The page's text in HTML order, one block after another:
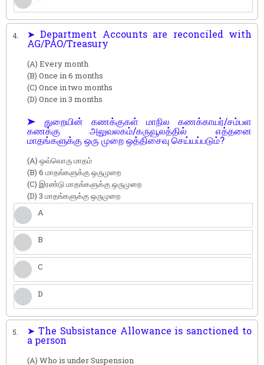
4. ➤ Department Accounts are reconciled with
AG/PAO/Treasury
(A) Every month
(B) Once in 6 months
(C) Once in two months
(D) Once in 3 months
➤ துறையின் கணக்குகள் மாநில கணக்காயர்/சம்பள
கணக்கு அலுவலகம்/கருவூலத்தில் எத்தனை
மாதங்களுக்கு ஒரு முறை ஒத்திசைவு செய்யப்படும்?
(A) ஒவ்வொரு மாதம்
(B) 6 மாதங்களுக்கு ஒருமுறை
(C) இரண்டு மாதங்களுக்கு ஒருமுறை
(D) 3 மாதங்களுக்கு ஒருமுறை
A
B
C
D
5. ➤ The Subsistance Allowance is sanctioned to
a person
(A) Who is under Suspension